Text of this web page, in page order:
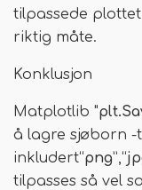
tilpassede
riktig måte.
Konklusjon
Matplotlib "
å lagre sjøborn -
inkludert“png”,“
tilpasses så vel